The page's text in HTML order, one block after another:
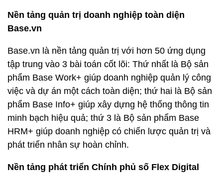
Nền tảng quản trị doanh nghiệp toàn diện
Base.vn
Base.vn là nền tảng quản trị với hơn 50 ứng dụng
tập trung vào 3 bài toán cốt lõi: Thứ nhất là Bộ sản
phẩm Base Work+ giúp doanh nghiệp quản lý công
việc và dự án một cách toàn diện; thứ hai là Bộ sản
phẩm Base Info+ giúp xây dựng hệ thống thông tin
minh bạch hiệu quả; thứ 3 là Bộ sản phẩm Base
HRM+ giúp doanh nghiệp có chiến lược quản trị và
phát triển nhân sự hoàn chỉnh.
Nền tảng phát triển Chính phủ số Flex Digital